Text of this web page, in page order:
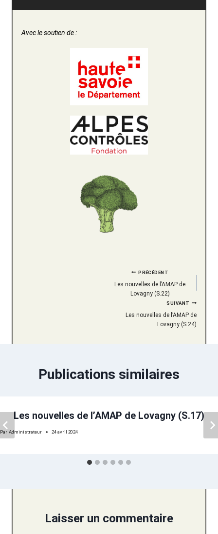
Avec le soutien de :
PRÉCÉDENT
Les nouvelles de l’AMAP de
Lovagny (S.22)
SUIVANT
Les nouvelles de l’AMAP de
Lovagny (S.24)
Publications similaires
Les nouvelles de l’AMAP de Lovagny (S.17)
Par Administrateur 24 avril 2024
Laisser un commentaire